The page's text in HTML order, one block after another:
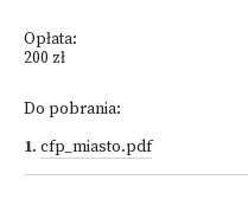
Opłata:
200 zł
Do pobrania:
1. cfp_miasto.pdf